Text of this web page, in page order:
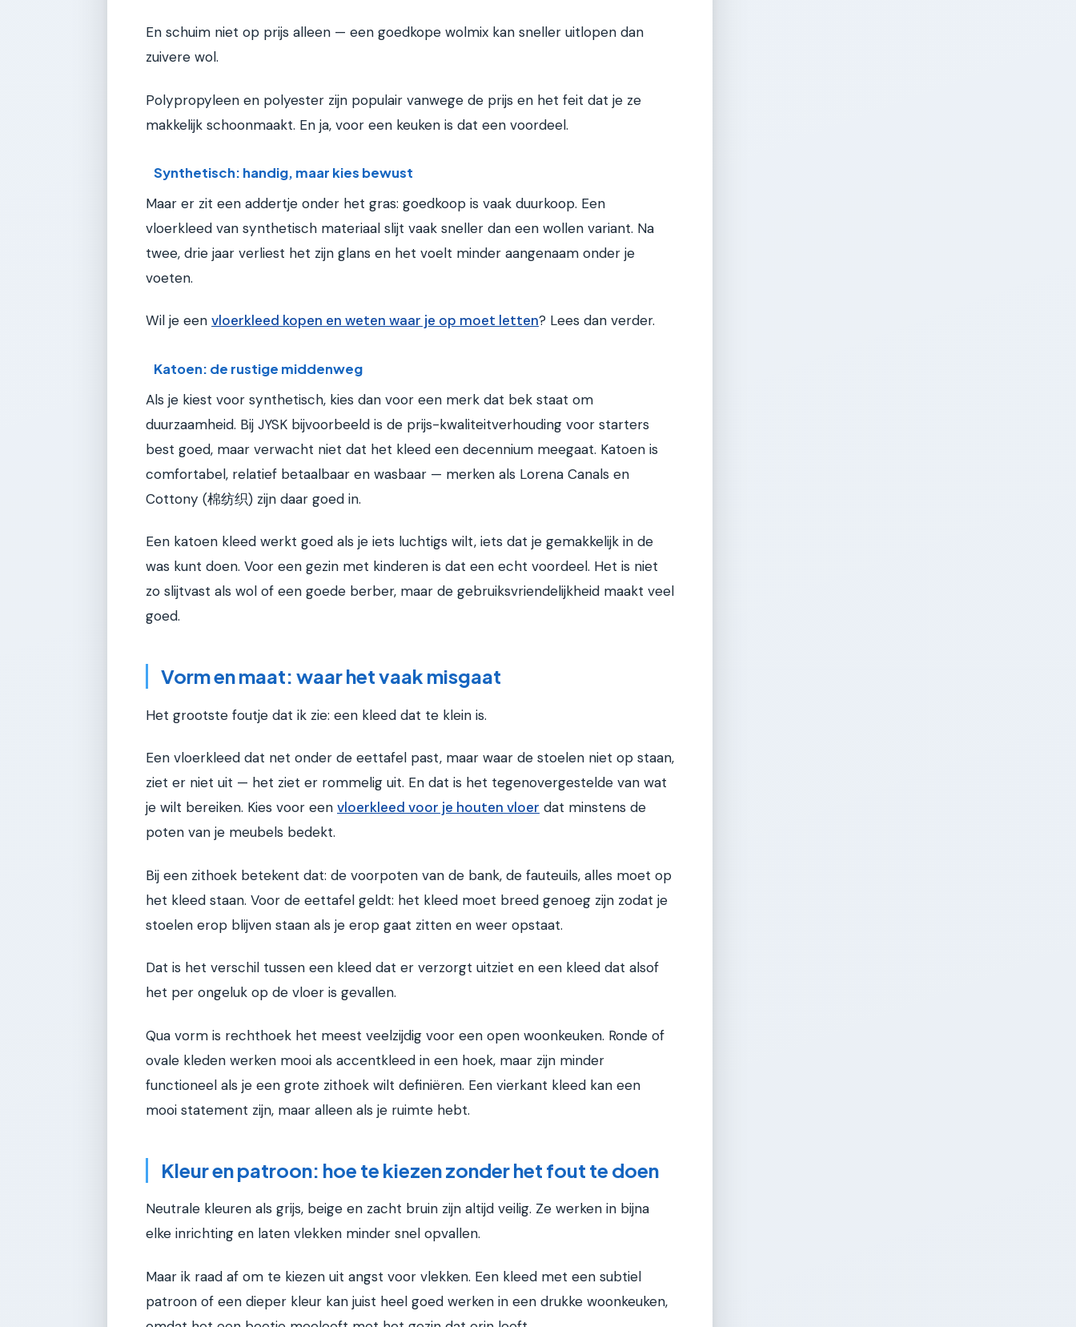
En schuim niet op prijs alleen — een goedkope wolmix kan sneller uitlopen dan
zuivere wol.
Polypropyleen en polyester zijn populair vanwege de prijs en het feit dat je ze
makkelijk schoonmaakt. En ja, voor een keuken is dat een voordeel.
Synthetisch: handig, maar kies bewust
Maar er zit een addertje onder het gras: goedkoop is vaak duurkoop. Een
vloerkleed van synthetisch materiaal slijt vaak sneller dan een wollen variant. Na
twee, drie jaar verliest het zijn glans en het voelt minder aangenaam onder je
voeten.
Wil je een vloerkleed kopen en weten waar je op moet letten? Lees dan verder.
Katoen: de rustige middenweg
Als je kiest voor synthetisch, kies dan voor een merk dat bek staat om
duurzaamheid. Bij JYSK bijvoorbeeld is de prijs-kwaliteitverhouding voor starters
best goed, maar verwacht niet dat het kleed een decennium meegaat. Katoen is
comfortabel, relatief betaalbaar en wasbaar — merken als Lorena Canals en
Cottony (棉纺织) zijn daar goed in.
Een katoen kleed werkt goed als je iets luchtigs wilt, iets dat je gemakkelijk in de
was kunt doen. Voor een gezin met kinderen is dat een echt voordeel. Het is niet
zo slijtvast als wol of een goede berber, maar de gebruiksvriendelijkheid maakt veel
goed.
Vorm en maat: waar het vaak misgaat
Het grootste foutje dat ik zie: een kleed dat te klein is.
Een vloerkleed dat net onder de eettafel past, maar waar de stoelen niet op staan,
ziet er niet uit — het ziet er rommelig uit. En dat is het tegenovergestelde van wat
je wilt bereiken. Kies voor een vloerkleed voor je houten vloer dat minstens de
poten van je meubels bedekt.
Bij een zithoek betekent dat: de voorpoten van de bank, de fauteuils, alles moet op
het kleed staan. Voor de eettafel geldt: het kleed moet breed genoeg zijn zodat je
stoelen erop blijven staan als je erop gaat zitten en weer opstaat.
Dat is het verschil tussen een kleed dat er verzorgt uitziet en een kleed dat alsof
het per ongeluk op de vloer is gevallen.
Qua vorm is rechthoek het meest veelzijdig voor een open woonkeuken. Ronde of
ovale kleden werken mooi als accentkleed in een hoek, maar zijn minder
functioneel als je een grote zithoek wilt definiëren. Een vierkant kleed kan een
mooi statement zijn, maar alleen als je ruimte hebt.
Kleur en patroon: hoe te kiezen zonder het fout te doen
Neutrale kleuren als grijs, beige en zacht bruin zijn altijd veilig. Ze werken in bijna
elke inrichting en laten vlekken minder snel opvallen.
Maar ik raad af om te kiezen uit angst voor vlekken. Een kleed met een subtiel
patroon of een dieper kleur kan juist heel goed werken in een drukke woonkeuken,